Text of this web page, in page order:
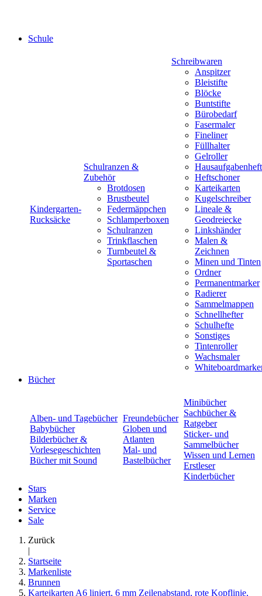
Schule
Kindergarten-
Rucksäcke
Schulranzen &
Zubehör
Brotdosen
Brustbeutel
Federmäppchen
Schlamperboxen
Schulranzen
Trinkflaschen
Turnbeutel &
Sportaschen
Schreibwaren
Anspitzer
Bleistifte
Blöcke
Buntstifte
Bürobedarf
Fasermaler
Fineliner
Füllhalter
Gelroller
Hausaufgabenheft
Heftschoner
Karteikarten
Kugelschreiber
Lineale &
Geodreiecke
Linkshänder
Malen &
Zeichnen
Minen und Tinten
Ordner
Permanentmarker
Radierer
Sammelmappen
Schnellhefter
Schulhefte
Sonstiges
Tintenroller
Wachsmaler
Bücher
Alben- und Tagebücher
Babybücher
Bilderbücher &
Vorlesegeschichten
Bücher mit Sound
Freundebücher
Globen und
Atlanten
Mal- und
Bastelbücher
Minibücher
Sachbücher &
Ratgeber
Sticker- und
Sammelbücher
Wissen und Lernen
Erstleser
Kinderbücher
Stars
Marken
Service
Sale
Zurück
|
Startseite
Markenliste
Brunnen
Karteikarten A6 liniert, 6 mm Zeilenabstand, rote Kopflinie,